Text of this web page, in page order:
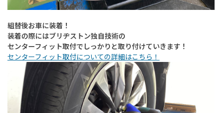
組替後お車に装着！
装着の際にはブリヂストン独自技術の
センターフィット取付でしっかりと取り付けていきます！
センターフィット取付についての詳細はこちら！